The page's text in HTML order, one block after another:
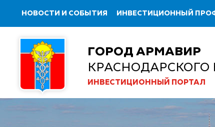
НОВОСТИ И СОБЫТИЯ ИНВЕСТИЦИОННЫЙ
ГОРОД АРМАВИР
КРАСНОДАРСКОГО
ИНВЕСТИЦИОННЫЙ ПОРТАЛ